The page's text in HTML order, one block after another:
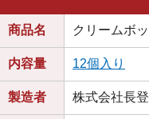
商品名 クリームボ
内容量 12個入り
製造者 株式会社長